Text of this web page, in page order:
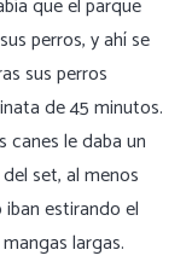
que el parque
perros, y ahí se
sus perros
de 45 minutos.
canes le daba un
set, al menos
estirando el
largas.